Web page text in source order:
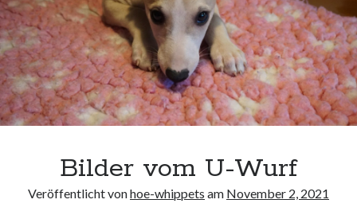
Bilder vom U-Wurf
Veröffentlicht vonhoe-whippets am November 2, 2021